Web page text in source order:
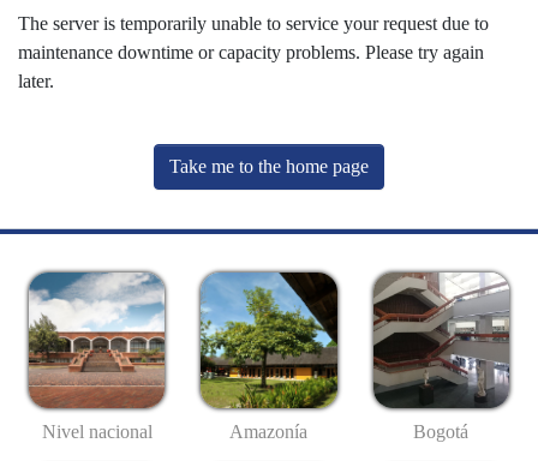
The server is temporarily unable to service your request due to
maintenance downtime or capacity problems. Please try again
later.
Take me to the home page
Nivel nacional Amazonía Bogotá